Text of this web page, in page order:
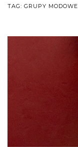
TAG: GRUPY MODOWE